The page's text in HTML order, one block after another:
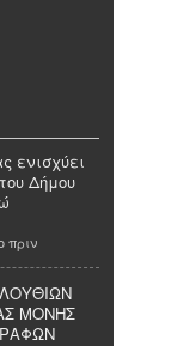
ενισχύει
Δήμου
πριν
ΜΟΝΗΣ